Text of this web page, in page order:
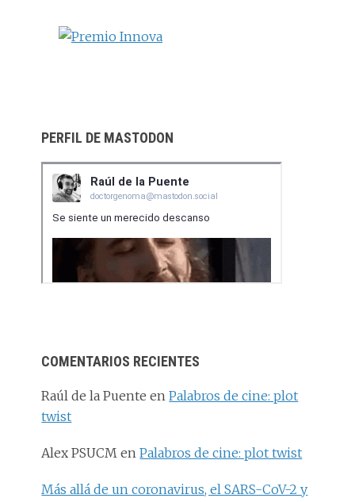
PERFIL DE MASTODON
COMENTARIOS RECIENTES
Raúl de la Puente enPalabros de cine: plot
twist
Alex PSUCM enPalabros de cine: plot twist
Más allá de un coronavirus, el SARS-CoV-2 y